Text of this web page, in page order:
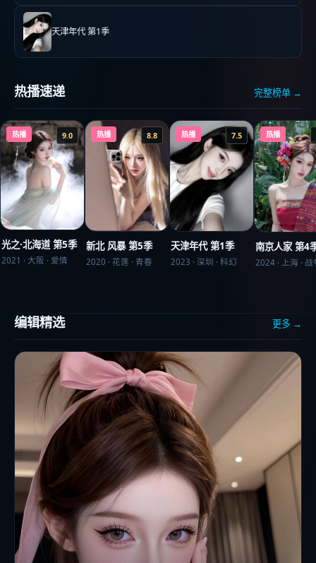
天津年代 第1季
热播速递 完整榜单 →
热播 9.0
光之·北海道 第5季
2021 · 大阪 · 爱情
热播 8.8
新北 风暴 第5季
2020 · 花莲 · 青春
热播 7.5
天津年代 第1季
2023 · 深圳 · 科幻
热播
南京人家 第4
2024 · 上海 · 战
编辑精选 更多 →